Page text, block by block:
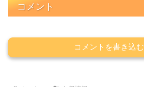
コメント
コメントを書き込む